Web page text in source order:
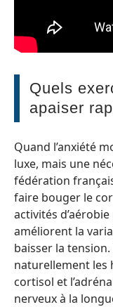
Quels
apaiser
Quand l’anxiété
luxe, mais une
fédération
faire bouger le
activités
améliorent la
baisser la
naturellement les
cortisol et
nerveux à la